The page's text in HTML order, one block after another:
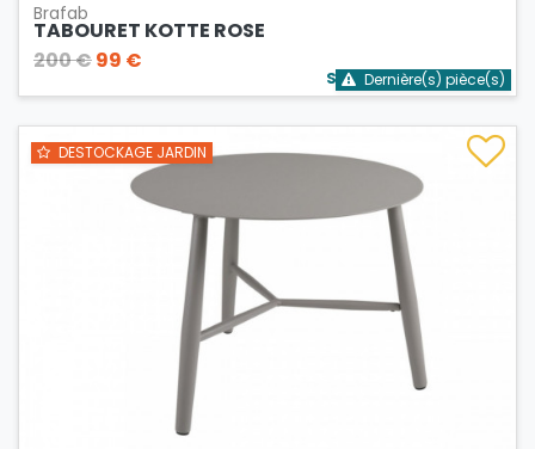
Brafab
TABOURET KOTTE ROSE
200 €99 €
Stock bientôt épuisé
Dernière(s) pièce(s)
DESTOCKAGE JARDIN